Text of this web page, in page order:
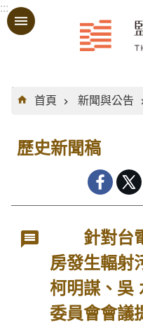
跳到主要內容區塊
:::
:::
首頁
新聞與公告
歷史新聞稿
針對台電
房發生輻射
柯明謀、吳
委員會會議